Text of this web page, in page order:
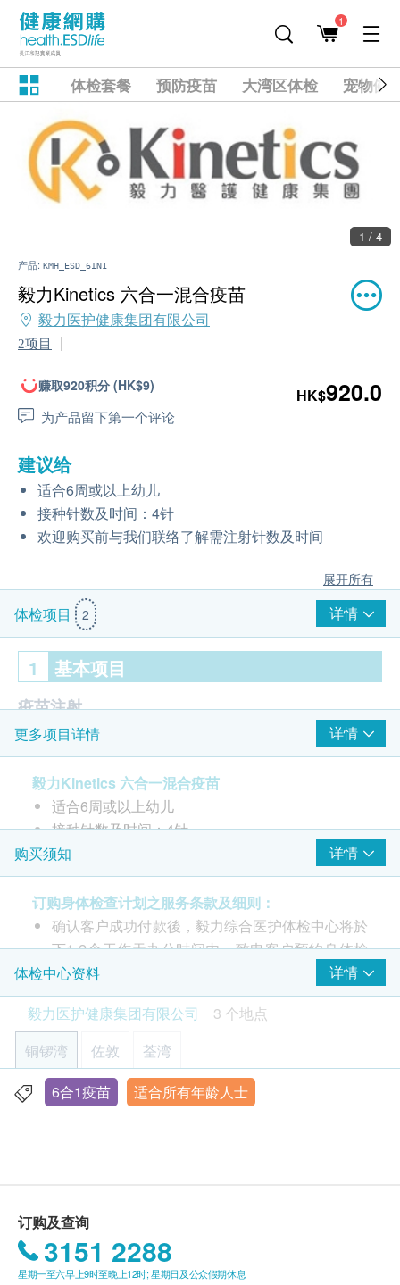
1
体检套餐 预防疫苗 大湾区体检 宠物健
1 / 4
产品: KMH_ESD_6IN1
毅力Kinetics 六合一混合疫苗
毅力医护健康集团有限公司
2项目
赚取920积分 (HK$9)
为产品留下第一个评论
HK$920.0
建议给
适合6周或以上幼儿
接种针数及时间：4针
欢迎购买前与我们联络了解需注射针数及时间
展开所有
体检项目 2 详情
1 基本项目
疫苗注射
6合1疫苗 (白喉、破伤风、百日咳、小儿麻痹症、乙型
流感嗜血杆菌、乙型肝炎)
由注册医生/医护人员负责注射程序
更多项目详情 详情
毅力Kinetics 六合一混合疫苗
适合6周或以上幼儿
接种针数及时间：4针
欢迎购买前与我们联络了解需注射针数及时间
预防疾病
．白喉．破伤风．百日咳．小儿麻痹．乙型流感嗜血
杆菌．乙型肝炎
购买须知 详情
订购身体检查计划之服务条款及细则：
确认客户成功付款後，毅力综合医护体检中心将於
下1-2个工作天办公时间内，致电客户预约身体检
查的时间和地点，并会通知客户验身注意事项。
客户亦可致电本中心预约或查询，电话：(铜锣
湾)3520 3292 / (佐敦) 3426 9771 / (荃湾) 3101
4866。
部份检查只限佐敦中心，请致电(铜锣湾)3520
3292 / (佐敦) 3426 9771 / (荃湾) 3101 4866 查
询。
进行身体检查後，一般情况下，可於2-3星期内发
出验身报告。如须讲解报告，请先致电中心预约，
客户可选择以下方式领取报告：
体检中心资料
详情
毅力医护健康集团有限公司
3 个地点
铜锣湾
佐敦 荃湾
香港铜锣湾轩尼诗道555号东角中心(旧翼)1903室
6合1疫苗 适合所有年龄人士
订购及查询
3151 2288
星期一至六早上9时至晚上12时; 星期日及公众假期休息